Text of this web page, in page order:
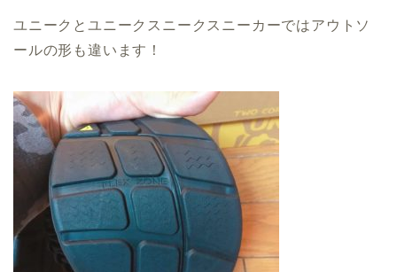
ユニークとユニークスニークスニーカーではアウトソ
ールの形も違います！